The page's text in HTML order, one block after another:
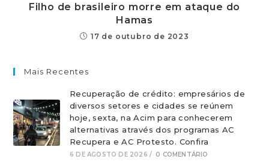
Filho de brasileiro morre em ataque do
Hamas
17 de outubro de 2023
Mais Recentes
Recuperação de crédito: empresários de
diversos setores e cidades se reúnem
hoje, sexta, na Acim para conhecerem
alternativas através dos programas AC
Recupera e AC Protesto. Confira
6 DE AGOSTO DE 2026 / 0 COMENTÁRIO